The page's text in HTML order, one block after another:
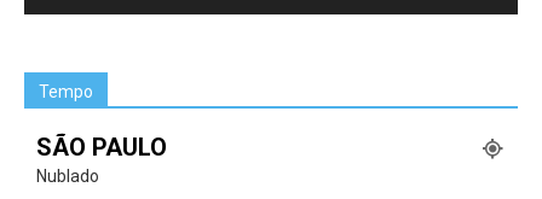
Tempo
SÃO PAULO
Nublado